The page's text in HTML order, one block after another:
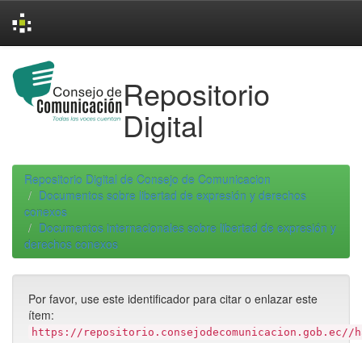
navigation
Repositorio
Digital
Repositorio Digital de Consejo de Comunicacion
Documentos sobre libertad de expresión y derechos
conexos
Documentos internacionales sobre libertad de expresión y
derechos conexos
Por favor, use este identificador para citar o enlazar este
ítem:
https://repositorio.consejodecomunicacion.gob.ec//